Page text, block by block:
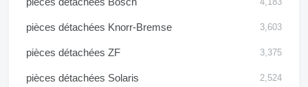
pièces détachées Knorr-Bremse 3,603
pièces détachées ZF 3,375
pièces détachées Solaris 2,524